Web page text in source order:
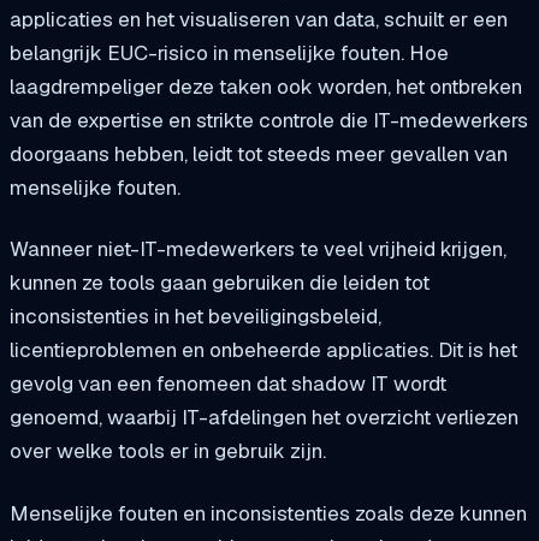
applicaties en het visualiseren van data, schuilt er een
belangrijk EUC-risico in menselijke fouten. Hoe
laagdrempeliger deze taken ook worden, het ontbreken
van de expertise en strikte controle die IT-medewerkers
doorgaans hebben, leidt tot steeds meer gevallen van
menselijke fouten.
Wanneer niet-IT-medewerkers te veel vrijheid krijgen,
kunnen ze tools gaan gebruiken die leiden tot
inconsistenties in het beveiligingsbeleid,
licentieproblemen en onbeheerde applicaties. Dit is het
gevolg van een fenomeen dat shadow IT wordt
genoemd, waarbij IT-afdelingen het overzicht verliezen
over welke tools er in gebruik zijn.
Menselijke fouten en inconsistenties zoals deze kunnen